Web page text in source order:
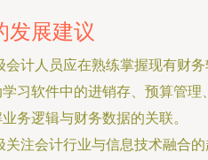
发展建议
会计人员应在熟练掌握现有财务
习软件中的进销存、预算管理
务逻辑与财务数据的关联。
关注会计行业与信息技术融合的